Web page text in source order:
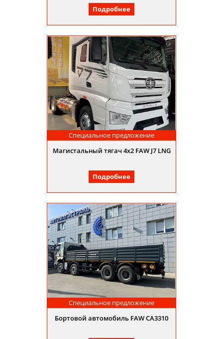
Подробнее
Специальное предложение
Магистальный тягач 4х2 FAW J7 LNG
Подробнее
Специальное предложение
Бортовой автомобиль FAW CA3310